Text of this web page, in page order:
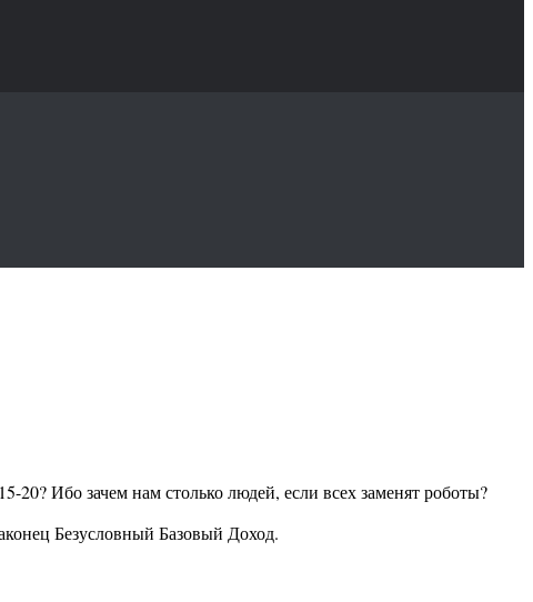
20? Ибо зачем нам столько людей, если всех заменят роботы?
Безусловный Базовый Доход.